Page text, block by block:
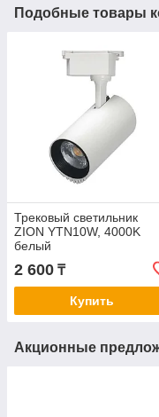
Подобные товары
Трековый светильник
ZION YTN10W, 4000K
белый
2 600 ₸
Купить
Акционные